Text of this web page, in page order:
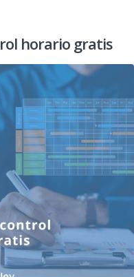
horario gratis